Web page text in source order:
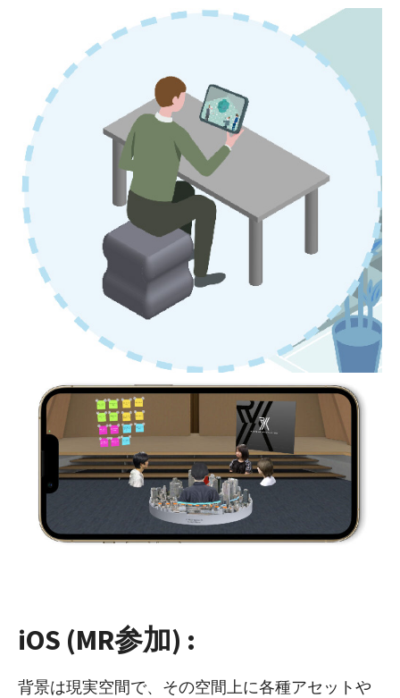
iOS (MR参加) :
背景は現実空間で、その空間上に各種アセットや